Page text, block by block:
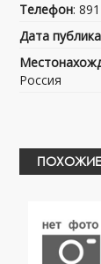
Телефон:
Дата
Россия